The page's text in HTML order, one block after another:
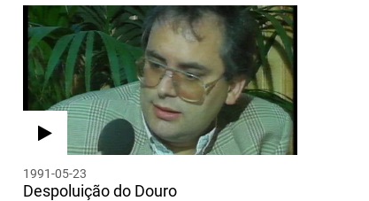
1991-05-23
Despoluição do Douro